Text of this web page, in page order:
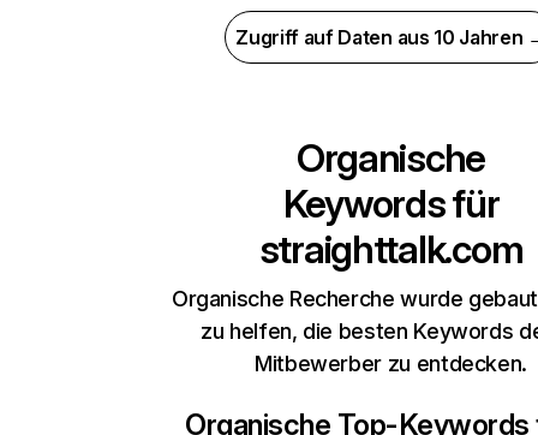
Zugriff auf Daten aus 10 Jahren
Organische
Keywords für
straighttalk.com
Organische Recherche wurde
zu helfen, die besten Keywords
Mitbewerber zu entdecken.
Organische Top-Keywords